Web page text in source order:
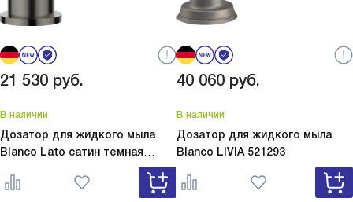
21 530 руб.
В наличии
Дозатор для жидкого мыла
Blanco Lato сатин темная
Lato сатин темная сталь
527743
40 060 руб.
В наличии
Дозатор для жидкого мыла
Blanco LIVIA 521293